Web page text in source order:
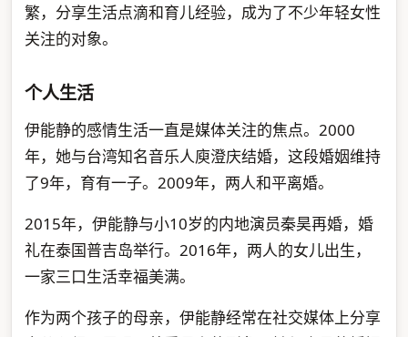
繁，分享生活点滴和育儿经验，成为了不少年轻女性
关注的对象。
个人生活
伊能静的感情生活一直是媒体关注的焦点。2000
年，她与台湾知名音乐人庾澄庆结婚，这段婚姻维持
了9年，育有一子。2009年，两人和平离婚。
2015年，伊能静与小10岁的内地演员秦昊再婚，婚
礼在泰国普吉岛举行。2016年，两人的女儿出生，
一家三口生活幸福美满。
作为两个孩子的母亲，伊能静经常在社交媒体上分享